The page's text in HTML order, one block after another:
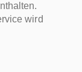
wird